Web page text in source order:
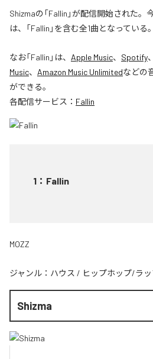
Shizmaの「Fallin」が配信開始された
は、「Fallin」を含む全1曲となっている。
なお「Fallin 」は、 Apple Music、 Spotify、
Music、 Amazon Music Unlimitedなどの
ができる。
各配信サービス： Fallin
1 ： Fallin
MOZZ
ジャンル： ハウス / ヒップホップ/ラ
Shizma